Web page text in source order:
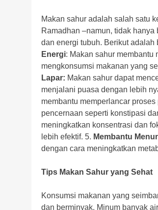
Makan sahur adalah salah satu
Ramadhan –namun, tidak
dan energi tubuh. Berikut adalah
Energi: Makan sahur
mengkonsumsi makanan yang
Lapar: Makan sahur dapat
menjalani puasa dengan lebih
membantu memperlancar
pencernaan seperti konstipasi
meningkatkan konsentrasi dan
lebih efektif. 5. Membantu
dengan cara meningkatkan
Tips Makan Sahur yang Sehat
Konsumsi makanan yang
dan berminyak. Minum banyak